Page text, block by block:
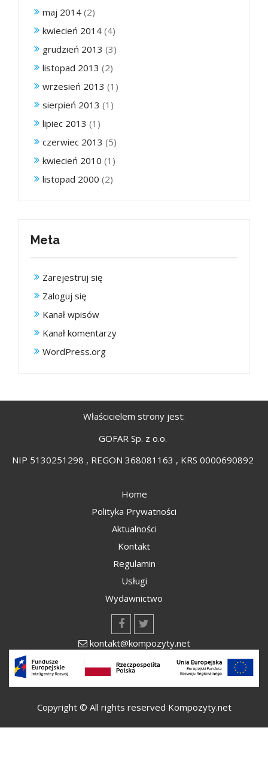
maj 2014 (2)
kwiecień 2014 (4)
grudzień 2013 (3)
listopad 2013 (2)
wrzesień 2013 (1)
sierpień 2013 (1)
lipiec 2013 (1)
czerwiec 2013 (5)
kwiecień 2010 (1)
listopad 2000 (2)
Meta
Zarejestruj się
Zaloguj się
Kanał wpisów
Kanał komentarzy
WordPress.org
Właścicielem strony jest:
GOFAR Sp. z o.o.
NIP 5130251298 , REGON 368081163 , KRS 0000690892
Home
Polityka Prywatności
Aktualności
Kontakt
Regulamin
Usługi
Wydawnictwo
kontakt@kompozyty.net
Copyright © All rights reserved Kompozyty.net